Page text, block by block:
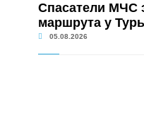
Спасатели МЧС
маршрута у
05.08.2026